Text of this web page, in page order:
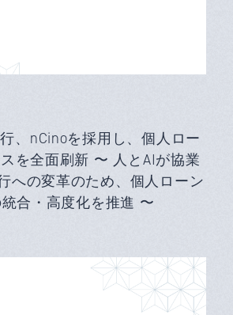
、nCinoを採用し、個人ロー
を全面刷新 〜 人とAIが協業
への変革のため、個人ローン
合・高度化を推進 〜